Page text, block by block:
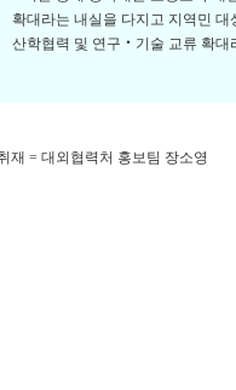
확대라는 내실을 다지고 지역민
산학협력 및 연구‧기술 교류 확대
재 = 대외협력처 홍보팀 장소영